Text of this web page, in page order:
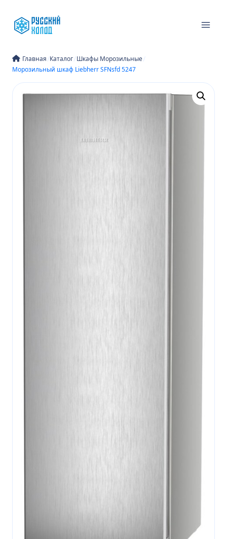
содержимому
Главная/Каталог/Шкафы Морозильные/
Морозильный шкаф Liebherr SFNsfd 5247